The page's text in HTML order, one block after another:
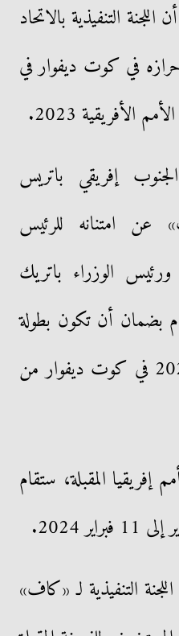
التنفيذية بالاتحاد
في كوت ديفوار في
2023.
إفريقي باتريس
عن امتنانه للرئيس
الوزراء باتريك
بضمان أن تكون بطولة
كأس الأمم الإفريقية 2023 في كوت ديفوار من
المقبلة، ستقام
التنفيذية لـ «كاف»